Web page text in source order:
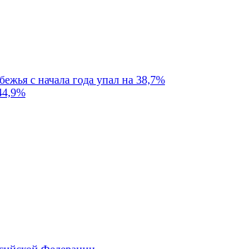
с начала года упал на 38,7%